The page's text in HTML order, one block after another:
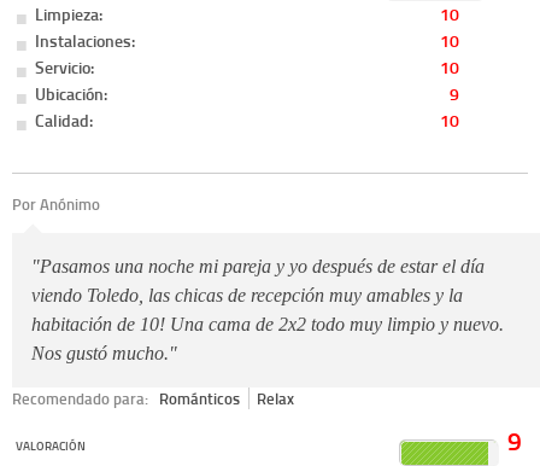
Limpieza:
10
Instalaciones:
10
Servicio:
10
Ubicación:
9
Calidad:
10
Por Anónimo
"Pasamos una noche mi pareja y yo después de estar el día
viendo Toledo, las chicas de recepción muy amables y la
habitación de 10! Una cama de 2x2 todo muy limpio y nuevo.
Nos gustó mucho."
Recomendado para: Románticos Relax
VALORACIÓN 9